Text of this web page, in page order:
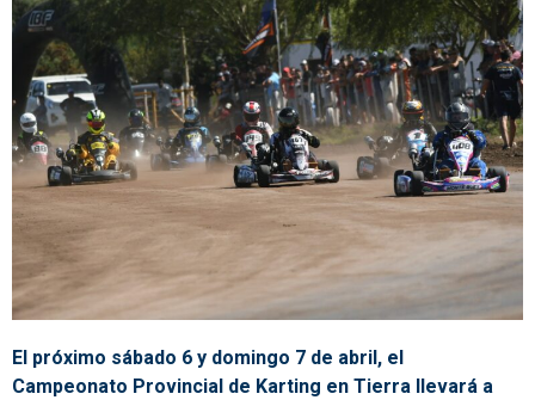
El próximo sábado 6 y domingo 7 de abril, el
Campeonato Provincial de Karting en Tierra llevará a